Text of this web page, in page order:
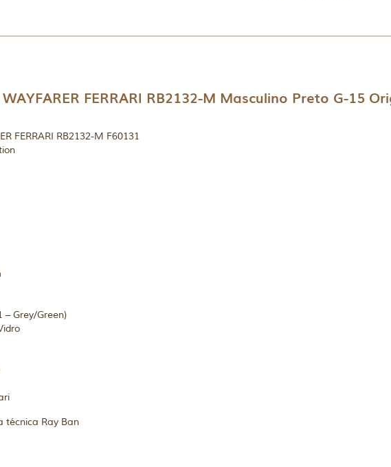
FERRARI RB2132-M Masculino Preto G-15
FERRARI RB2132-M F60131
– Grey/Green)
técnica Ray Ban